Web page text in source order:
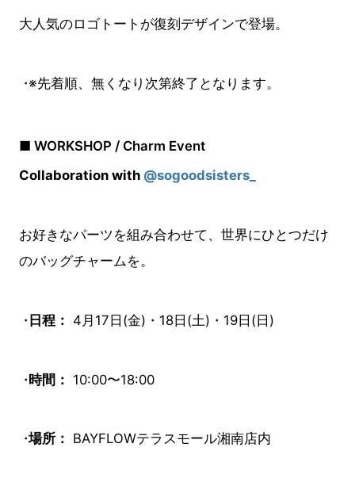
大人気のロゴトートが復刻デザインで登場。
※先着順、無くなり次第終了となります。
■ WORKSHOP / Charm Event
Collaboration with @sogoodsisters_
お好きなパーツを組み合わせて、世界にひとつだけ
のバッグチャームを。
日程： 4月17日(金)・18日(土)・19日(日)
時間： 10:00〜18:00
場所： BAYFLOWテラスモール湘南店内